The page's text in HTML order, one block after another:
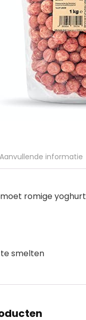
Aanvullende informatie
romige yoghurt
te smelten